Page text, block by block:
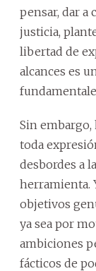
pensar, dar a
justicia,
libertad de
alcances es
Sin embargo,
toda
desbordes a
herramienta.
objetivos
ya sea por
ambiciones
fácticos de